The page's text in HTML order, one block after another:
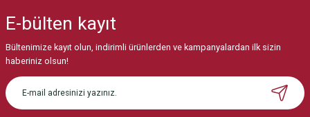
Görüş ve önerileriniz için teşekkür ederiz.
Ürün resmi kalitesiz, bozuk veya görüntülenemiyor.
Ürün açıklamasında eksik bilgiler bulunuyor.
Ürün bilgilerinde hatalar bulunuyor.
E-bülten kayıt
Bültenimize kayıt olun, indirimli ürünlerden ve kampanyalardan ilk sizin
haberiniz olsun!